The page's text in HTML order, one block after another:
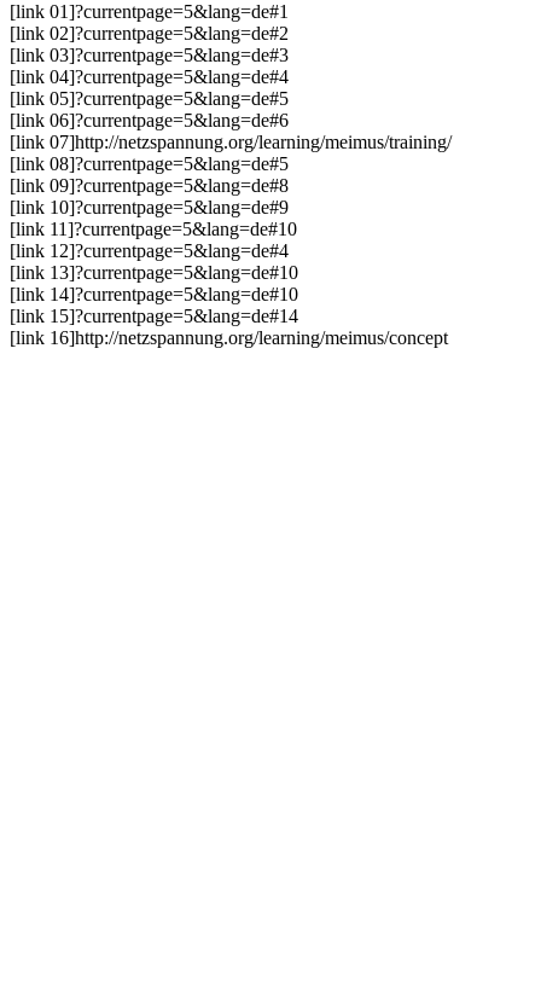
[link 01]?currentpage=5&lang=de#1
[link 02]?currentpage=5&lang=de#2
[link 03]?currentpage=5&lang=de#3
[link 04]?currentpage=5&lang=de#4
[link 05]?currentpage=5&lang=de#5
[link 06]?currentpage=5&lang=de#6
[link 07]http://netzspannung.org/learning/meimus/training/
[link 08]?currentpage=5&lang=de#5
[link 09]?currentpage=5&lang=de#8
[link 10]?currentpage=5&lang=de#9
[link 11]?currentpage=5&lang=de#10
[link 12]?currentpage=5&lang=de#4
[link 13]?currentpage=5&lang=de#10
[link 14]?currentpage=5&lang=de#10
[link 15]?currentpage=5&lang=de#14
[link 16]http://netzspannung.org/learning/meimus/concept